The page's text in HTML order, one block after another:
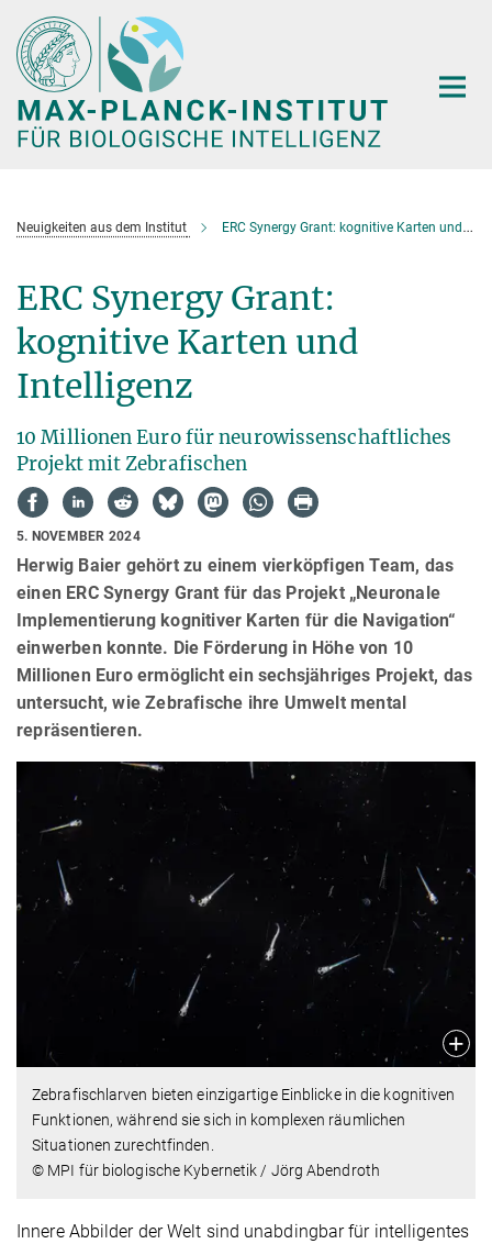
Hauptinhalt
Neuigkeiten aus dem Institut ERC Synergy Grant: kognitive Karten und Intelligenz
ERC Synergy Grant:
kognitive Karten und
Intelligenz
10 Millionen Euro für neurowissenschaftliches
Projekt mit Zebrafischen
5. NOVEMBER 2024
Herwig Baier gehört zu einem vierköpfigen Team, das
einen ERC Synergy Grant für das Projekt „Neuronale
Implementierung kognitiver Karten für die Navigation“
einwerben konnte. Die Förderung in Höhe von 10
Millionen Euro ermöglicht ein sechsjähriges Projekt, das
untersucht, wie Zebrafische ihre Umwelt mental
repräsentieren.
Zebrafischlarven bieten einzigartige Einblicke in die kognitiven
Funktionen, während sie sich in komplexen räumlichen
Situationen zurechtfinden.
© MPI für biologische Kybernetik / Jörg Abendroth
Innere Abbilder der Welt sind unabdingbar für intelligentes